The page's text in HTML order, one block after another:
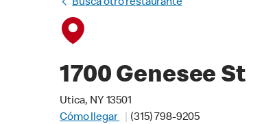
Busca otro restaurante
1700 Genesee St
Utica, NY 13501
Cómo llegar
(315) 798-9205